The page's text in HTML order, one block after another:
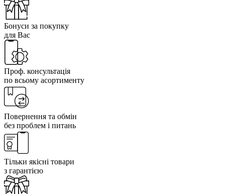
Бонуси за покупку
для Вас
Проф. консультація
по всьому асортименту
Повернення та обмін
без проблем і питань
Тільки якісні товари
з гарантією